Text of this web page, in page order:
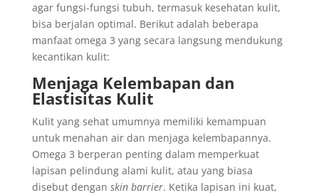
agar fungsi-fungsi tubuh, termasuk kesehatan kulit,
bisa berjalan optimal. Berikut adalah beberapa
manfaat omega 3 yang secara langsung mendukung
kecantikan kulit:
Menjaga Kelembapan dan
Elastisitas Kulit
Kulit yang sehat umumnya memiliki kemampuan
untuk menahan air dan menjaga kelembapannya.
Omega 3 berperan penting dalam memperkuat
lapisan pelindung alami kulit, atau yang biasa
disebut dengan skin barrier. Ketika lapisan ini kuat,